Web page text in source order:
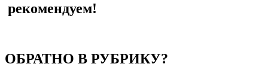
рекомендуем!
ОБРАТНО В РУБРИКУ?